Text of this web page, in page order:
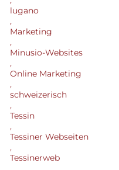
lugano
,
Marketing
,
Minusio-Websites
,
Online Marketing
,
schweizerisch
,
Tessin
,
Tessiner Webseiten
,
Tessinerweb